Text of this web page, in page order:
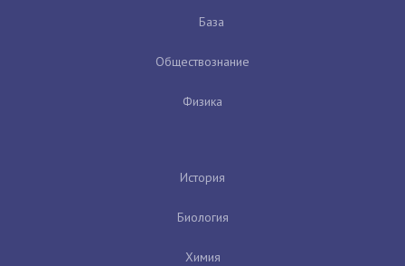
База
Обществознание
Физика
История
Биология
Химия